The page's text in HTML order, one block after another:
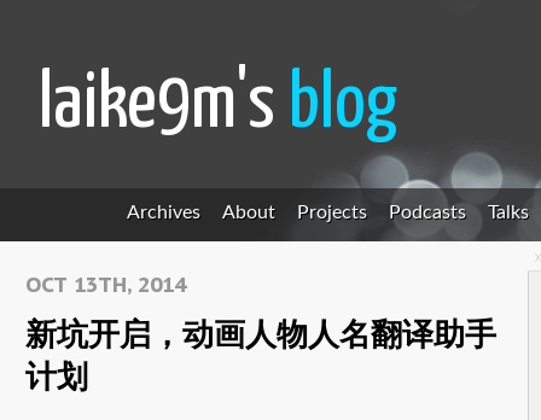
laike9m's blog
Archives About Projects Podcasts Talks
OCT 13TH, 2014
新坑开启，动画人物人名翻译助手
计划